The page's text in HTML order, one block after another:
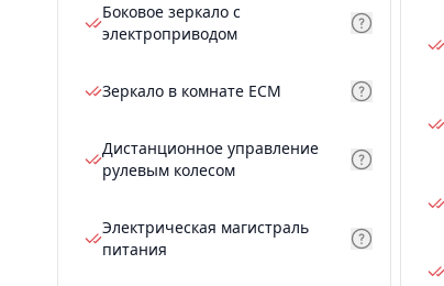
Боковое зеркало с
электроприводом
Зеркало в комнате ECM
Дистанционное управление
рулевым колесом
Электрическая магистраль
питания